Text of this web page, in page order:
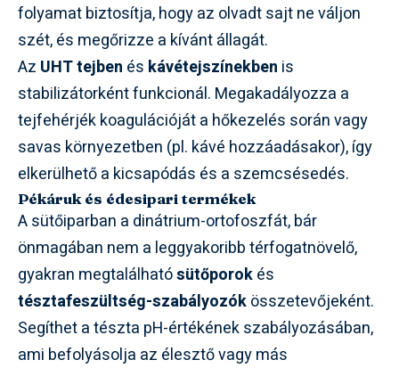
folyamat biztosítja, hogy az olvadt sajt ne váljon
szét, és megőrizze a kívánt állagát.
Az UHT tejben és kávétejszínekben is
stabilizátorként funkcionál. Megakadályozza a
tejfehérjék koagulációját a hőkezelés során vagy
savas környezetben (pl. kávé hozzáadásakor), így
elkerülhető a kicsapódás és a szemcsésedés.
Pékáruk és édesipari termékek
A sütőiparban a dinátrium-ortofoszfát, bár
önmagában nem a leggyakoribb térfogatnövelő,
gyakran megtalálhatósütőporokés
tésztafeszültség-szabályozókösszetevőjeként.
Segíthet a tészta pH-értékének szabályozásában,
ami befolyásolja az élesztő vagy más